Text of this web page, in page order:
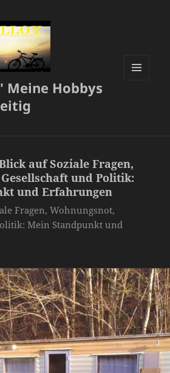
Meine Hobbys
auf Soziale Fragen,
und Politik:
und Erfahrungen
Fragen, Wohnungsnot,
Mein Standpunkt und